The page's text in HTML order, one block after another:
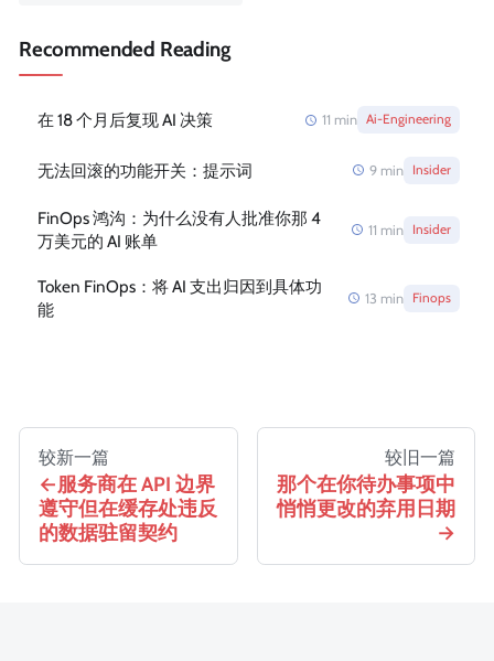
Recommended Reading
在 18 个月后复现 AI 决策 11 min Ai-Engineering
无法回滚的功能开关：提示词 9 min Insider
FinOps 鸿沟：为什么没有人批准你那 4
万美元的 AI 账单
11 min Insider
Token FinOps：将 AI 支出归因到具体功
能
13 min Finops
较新一篇
服务商在 API 边界
遵守但在缓存处违反
的数据驻留契约
较旧一篇
那个在你待办事项中
悄悄更改的弃用日期